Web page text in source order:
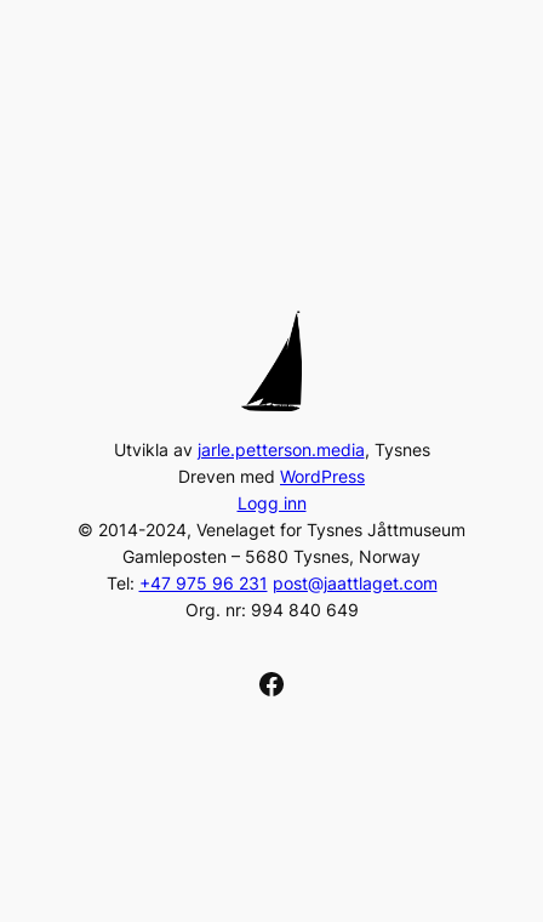
Utvikla av jarle.petterson.media, Tysnes
Dreven med WordPress
Logg inn
© 2014-2024, Venelaget for Tysnes Jåttmuseum
Gamleposten – 5680 Tysnes, Norway
Tel: +47 975 96 231 post@jaattlaget.com
Org. nr: 994 840 649
Facebook